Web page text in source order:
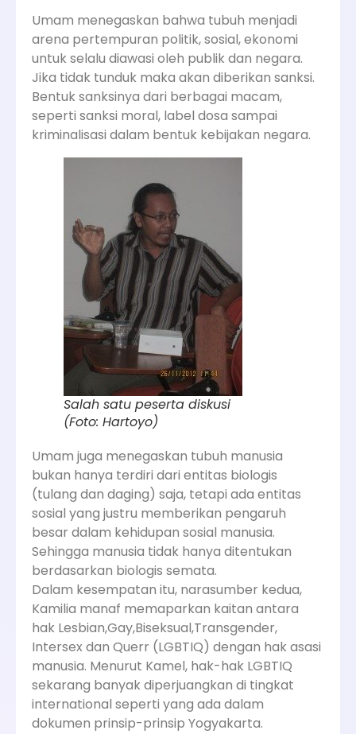
Umam menegaskan bahwa tubuh menjadi
arena pertempuran politik, sosial, ekonomi
untuk selalu diawasi oleh publik dan negara.
Jika tidak tunduk maka akan diberikan sanksi.
Bentuk sanksinya dari berbagai macam,
seperti sanksi moral, label dosa sampai
kriminalisasi dalam bentuk kebijakan negara.
Salah satu peserta diskusi
(Foto: Hartoyo)
Umam juga menegaskan tubuh manusia
bukan hanya terdiri dari entitas biologis
(tulang dan daging) saja, tetapi ada entitas
sosial yang justru memberikan pengaruh
besar dalam kehidupan sosial manusia.
Sehingga manusia tidak hanya ditentukan
berdasarkan biologis semata.
Dalam kesempatan itu, narasumber kedua,
Kamilia manaf memaparkan kaitan antara
hak Lesbian,Gay,Biseksual,Transgender,
Intersex dan Querr (LGBTIQ) dengan hak asasi
manusia. Menurut Kamel, hak-hak LGBTIQ
sekarang banyak diperjuangkan di tingkat
international seperti yang ada dalam
dokumen prinsip-prinsip Yogyakarta.